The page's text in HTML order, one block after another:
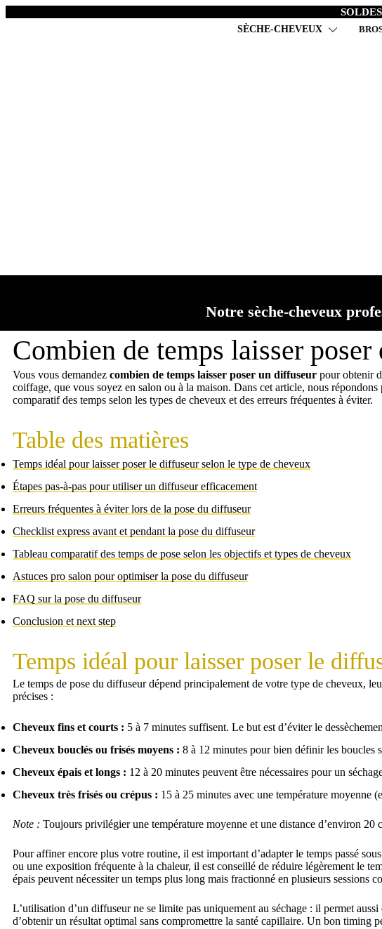
SÈCHE-CHEVEUX
Notresèche-cheveux
Combien de temps laisser
Vous vous demandez combien de temps laisser poser un diffuseur pour obtenir
coiffage, que vous soyez en salon ou à la maison. Dans cet article, nous
comparatif des temps selon les types de cheveux et des erreurs fréquentes à éviter.
Table des matières
Temps idéal pour laisser poser le diffuseur selon le type de cheveux
Étapes pas-à-pas pour utiliser un diffuseur efficacement
Erreurs fréquentes à éviter lors de la pose du diffuseur
Checklist express avant et pendant la pose du diffuseur
Tableau comparatif des temps de pose selon les objectifs et types de cheveux
Astuces pro salon pour optimiser la pose du diffuseur
FAQ sur la pose du diffuseur
Conclusion et next step
Temps idéal pour laisser poser le
Le temps de pose du diffuseur dépend principalement de votre type de cheveux,
précises :
Cheveux fins et courts : 5 à 7 minutes suffisent. Le but est d’éviter le
Cheveux bouclés ou frisés moyens : 8 à 12 minutes pour bien définir les boucles
Cheveux épais et longs : 12 à 20 minutes peuvent être nécessaires pour un
Cheveux très frisés ou crépus : 15 à 25 minutes avec une température moyenne
Note : Toujours privilégier une température moyenne et une distance d’environ
Pour affiner encore plus votre routine, il est important d’adapter le temps passé
ou une exposition fréquente à la chaleur, il est conseillé de réduire légèrement le
épais peuvent nécessiter un temps plus long mais fractionné en plusieurs sessions
L’utilisation d’un diffuseur ne se limite pas uniquement au séchage : il permet
d’obtenir un résultat optimal sans compromettre la santé capillaire. Un bon timing